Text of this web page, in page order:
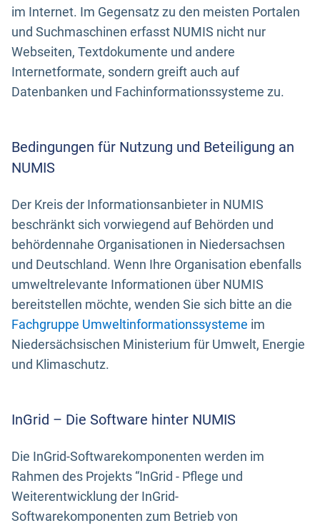
im Internet. Im Gegensatz zu den meisten Portalen
und Suchmaschinen erfasst NUMIS nicht nur
Webseiten, Textdokumente und andere
Internetformate, sondern greift auch auf
Datenbanken und Fachinformationssysteme zu.
Bedingungen für Nutzung und Beteiligung an
NUMIS
Der Kreis der Informationsanbieter in NUMIS
beschränkt sich vorwiegend auf Behörden und
behördennahe Organisationen in Niedersachsen
und Deutschland. Wenn Ihre Organisation ebenfalls
umweltrelevante Informationen über NUMIS
bereitstellen möchte, wenden Sie sich bitte an die
Fachgruppe Umweltinformationssysteme im
Niedersächsischen Ministerium für Umwelt, Energie
und Klimaschutz.
InGrid – Die Software hinter NUMIS
Die InGrid-Softwarekomponenten werden im
Rahmen des Projekts “InGrid - Pflege und
Weiterentwicklung der InGrid-
Softwarekomponenten zum Betrieb von